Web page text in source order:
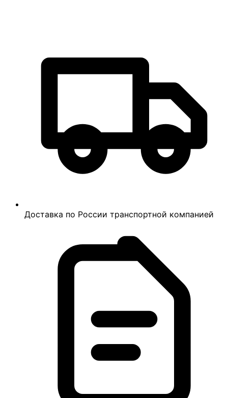
Доставка по России транспортной компанией